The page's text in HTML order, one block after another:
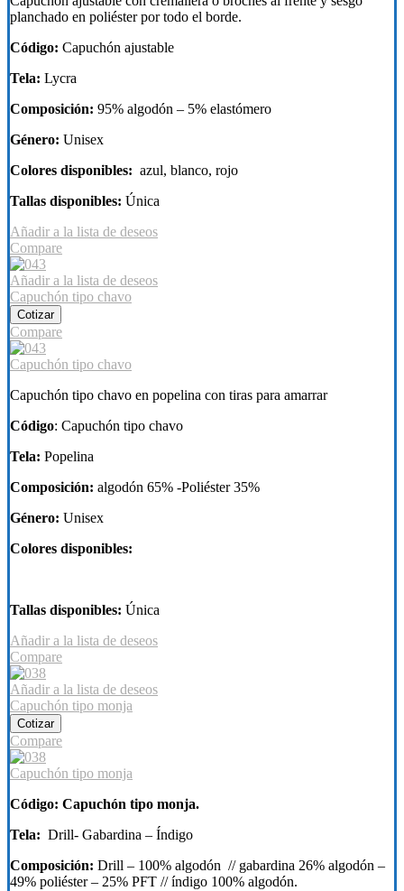
planchado en poliéster por todo el borde.
Código: Capuchón ajustable
Tela: Lycra
Composición: 95% algodón – 5% elastómero
Género: Unisex
Colores disponibles: azul, blanco, rojo
Tallas disponibles: Única
Añadir a la lista de deseos
Compare
Añadir a la lista de deseos
Capuchón tipo chavo
Cotizar
Compare
Capuchón tipo chavo
Capuchón tipo chavo en popelina con tiras para amarrar
Código: Capuchón tipo chavo
Tela: Popelina
Composición: algodón 65% -Poliéster 35%
Género: Unisex
Colores disponibles:
Tallas disponibles: Única
Añadir a la lista de deseos
Compare
Añadir a la lista de deseos
Capuchón tipo monja
Cotizar
Compare
Capuchón tipo monja
Código: Capuchón tipo monja.
Tela: Drill- Gabardina – Índigo
Composición: Drill – 100% algodón // gabardina 26% algodón –
49% poliéster – 25% PFT // índigo 100% algodón.